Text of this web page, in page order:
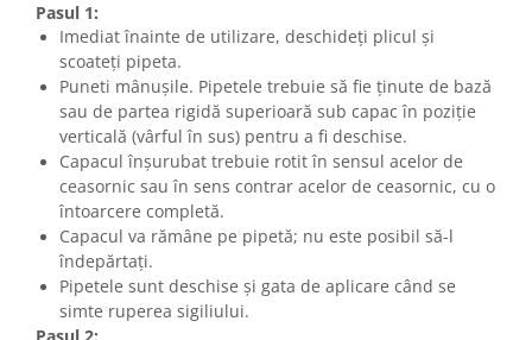
Pasul 1:
Imediat înainte de utilizare, deschideți plicul și
scoateți pipeta.
Puneti mânușile. Pipetele trebuie să fie ținute de bază
sau de partea rigidă superioară sub capac în poziție
verticală (vârful în sus) pentru a fi deschise.
Capacul înșurubat trebuie rotit în sensul acelor de
ceasornic sau în sens contrar acelor de ceasornic, cu o
întoarcere completă.
Capacul va rămâne pe pipetă; nu este posibil să-l
îndepărtați.
Pipetele sunt deschise și gata de aplicare când se
simte ruperea sigiliului.